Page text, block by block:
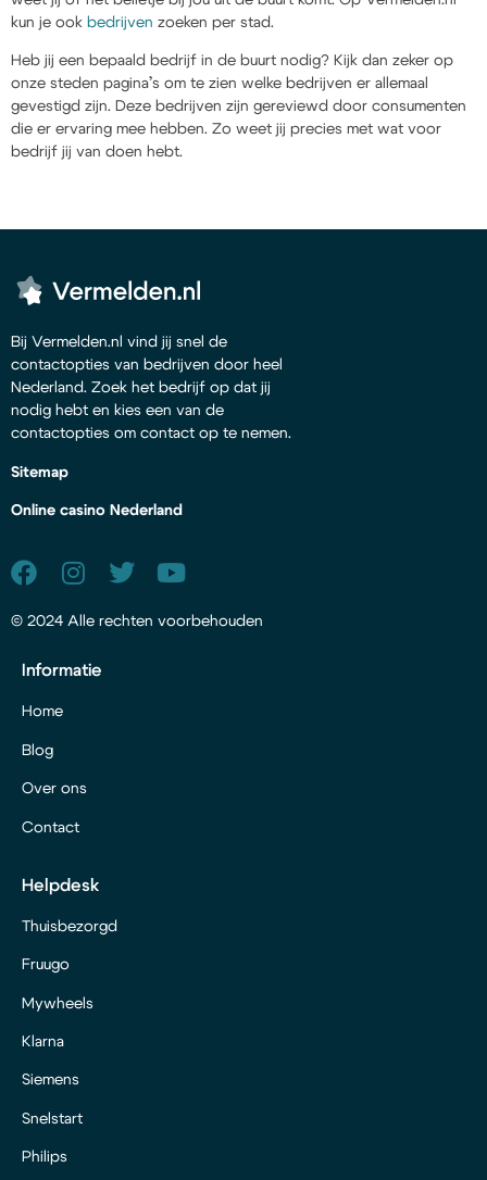
kun je ook bedrijven zoeken per stad.
Heb jij een bepaald bedrijf in de buurt nodig? Kijk dan zeker op
onze steden pagina’s om te zien welke bedrijven er allemaal
gevestigd zijn. Deze bedrijven zijn gereviewd door consumenten
die er ervaring mee hebben. Zo weet jij precies met wat voor
bedrijf jij van doen hebt.
Bij Vermelden.nl vind jij snel de
contactopties van bedrijven door heel
Nederland. Zoek het bedrijf op dat jij
nodig hebt en kies een van de
contactopties om contact op te nemen.
Sitemap
Online casino Nederland
© 2024 Alle rechten voorbehouden
Informatie
Home
Blog
Over ons
Contact
Helpdesk
Thuisbezorgd
Fruugo
Mywheels
Klarna
Siemens
Snelstart
Philips